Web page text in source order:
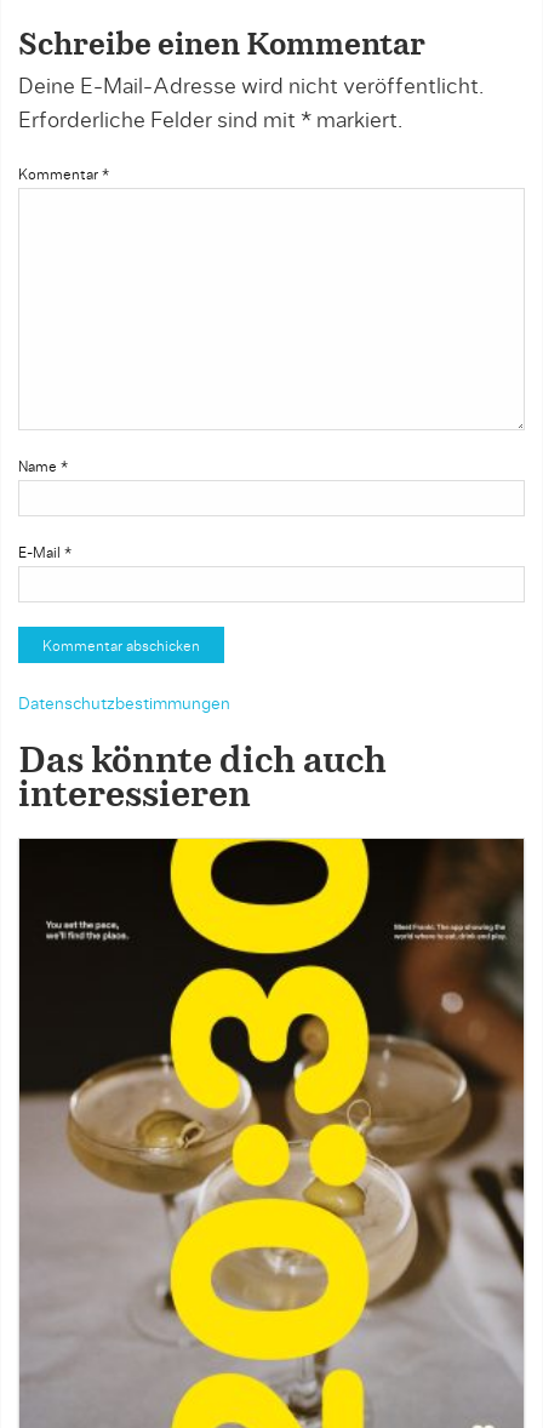
Schreibe einen Kommentar
Deine E-Mail-Adresse wird nicht veröffentlicht.
Erforderliche Felder sind mit * markiert.
Kommentar *
Name *
E-Mail *
Datenschutzbestimmungen
Das könnte dich auch
interessieren